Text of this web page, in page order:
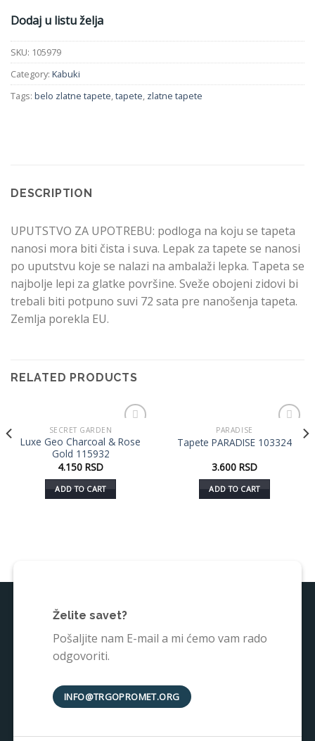
Dodaj u listu želja
SKU: 105979
Category: Kabuki
Tags: belo zlatne tapete,tapete, zlatne tapete
DESCRIPTION
UPUTSTVO ZA UPOTREBU: podloga na koju se tapeta
nanosi mora biti čista i suva. Lepak za tapete se nanosi
po uputstvu koje se nalazi na ambalaži lepka. Tapeta se
najbolje lepi za glatke površine. Sveže obojeni zidovi bi
trebali biti potpuno suvi 72 sata pre nanošenja tapeta.
Zemlja porekla EU.
RELATED PRODUCTS
u listu
SECRET GARDEN
Luxe Geo Charcoal & Rose
Gold 115932
4.150 RSD
ADD TO CART
u listu
PARADISE
Tapete PARADISE 103324
3.600 RSD
ADD TO CART
Želite savet?
Pošaljite nam E-mail a mi ćemo vam rado
odgovoriti.
INFO@TRGOPROMET.ORG